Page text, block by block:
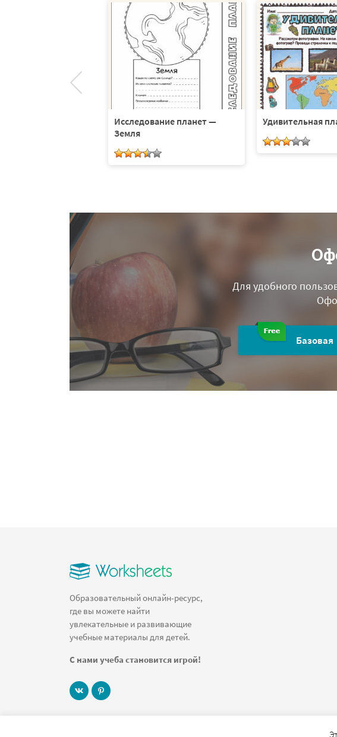
Исследование планет —
Земля
Удивительная
Для удобного
Базовая
Образовательный онлайн-ресурс,
где вы можете найти
увлекательные и развивающие
учебные материалы для детей.
С нами учеба становится игрой!